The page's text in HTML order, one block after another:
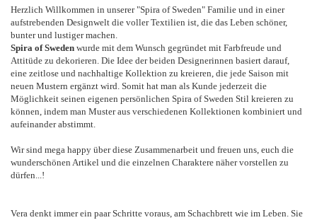
Herzlich Willkommen in unserer "Spira of Sweden" Familie und in einer
aufstrebenden Designwelt die voller Textilien ist, die das Leben schöner,
bunter und lustiger machen.
Spira of Sweden wurde mit dem Wunsch gegründet mit Farbfreude und
Attitüde zu dekorieren. Die Idee der beiden Designerinnen basiert darauf,
eine zeitlose und nachhaltige Kollektion zu kreieren, die jede Saison mit
neuen Mustern ergänzt wird. Somit hat man als Kunde jederzeit die
Möglichkeit seinen eigenen persönlichen Spira of Sweden Stil kreieren zu
können, indem man Muster aus verschiedenen Kollektionen kombiniert und
aufeinander abstimmt.
Wir sind mega happy über diese Zusammenarbeit und freuen uns, euch die
wunderschönen Artikel und die einzelnen Charaktere näher vorstellen zu
dürfen...!
Vera denkt immer ein paar Schritte voraus, am Schachbrett wie im Leben. Sie